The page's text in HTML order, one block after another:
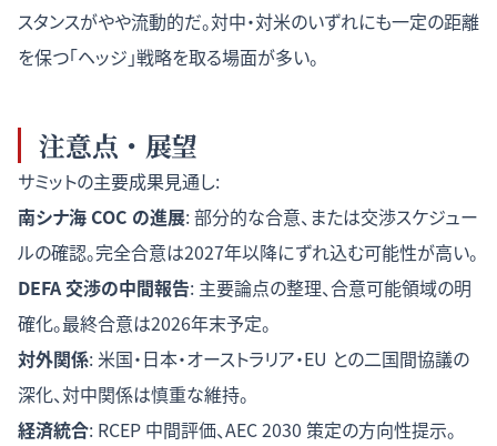
スタンスがやや流動的だ。対中・対米のいずれにも一定の距離
を保つ「ヘッジ」戦略を取る場面が多い。
注意点・展望
サミットの主要成果見通し:
南シナ海 COC の進展: 部分的な合意、または交渉スケジュー
ルの確認。完全合意は2027年以降にずれ込む可能性が高い。
DEFA 交渉の中間報告: 主要論点の整理、合意可能領域の明
確化。最終合意は2026年末予定。
対外関係: 米国・日本・オーストラリア・EU との二国間協議の
深化、対中関係は慎重な維持。
経済統合: RCEP 中間評価、AEC 2030 策定の方向性提示。